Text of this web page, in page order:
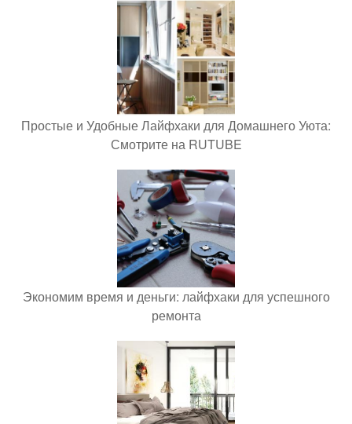
Простые и Удобные Лайфхаки для Домашнего Уюта:
Смотрите на RUTUBE
Экономим время и деньги: лайфхаки для успешного
ремонта